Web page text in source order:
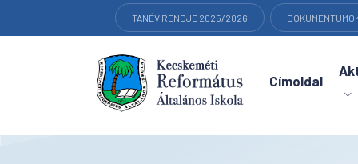
TANÉV RENDJE 2025/2026
Címoldal